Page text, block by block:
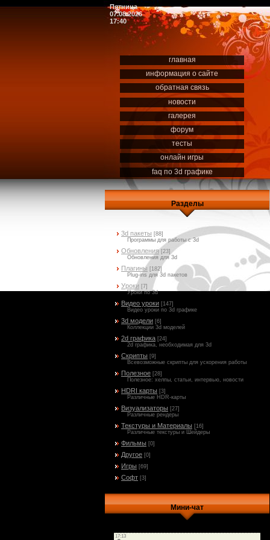
Пятница
07.08.2026
17:40
главная
информация о сайте
обратная связь
новости
галерея
форум
тесты
онлайн игры
faq по 3d графике
Разделы
3d пакеты [88]
Программы для работы с 3d
Обновления [23]
Обновления для 3d
Плагины [182]
Plug-ins для 3d пакетов
Уроки [7]
Уроки по 3d
Видео уроки [147]
Видео уроки по 3d графике
3d модели [6]
Коллекции 3d моделей
2d графика [24]
2d графика, необходимая для 3d
Скрипты [9]
Всевозможные скрипты для ускорения работы
Полезное [28]
Полезное: хелпы, статьи, интервью, новости
HDRI карты [3]
Различные HDR-карты
Визуализаторы [27]
Различные рендеры
Текстуры и Материалы [16]
Различные текстуры и Шейдеры
Фильмы [0]
Другое [0]
Игры [69]
Софт [3]
Мини-чат